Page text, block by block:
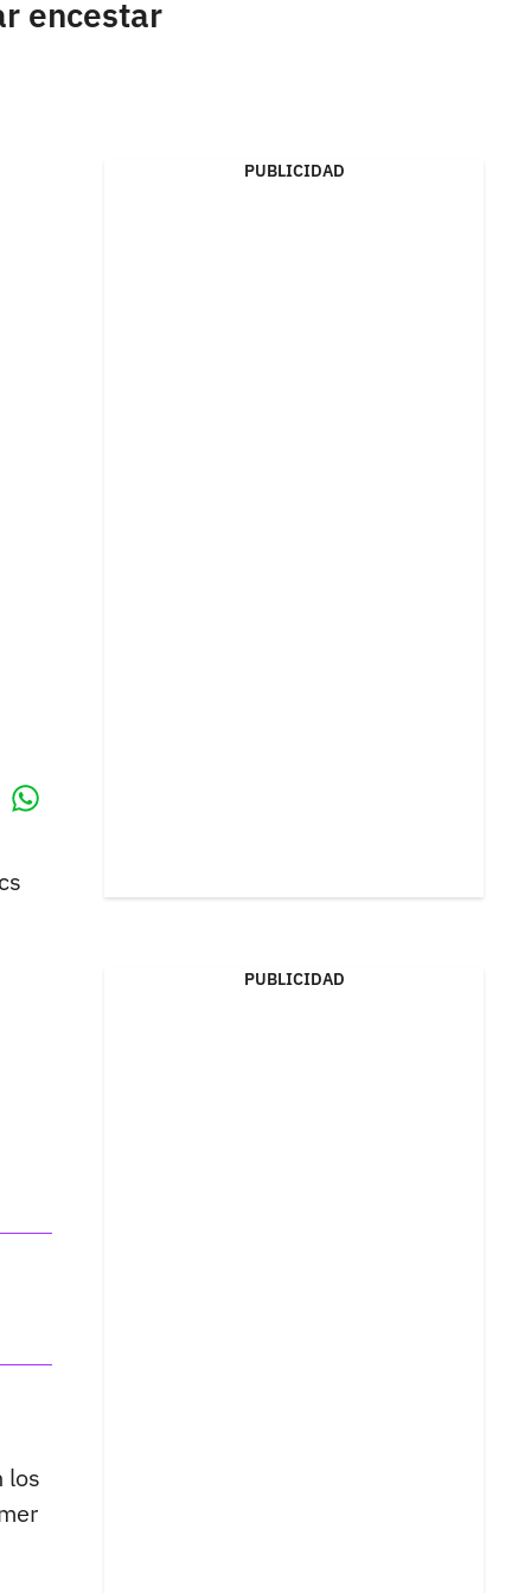
encestar
los
PUBLICIDAD
PUBLICIDAD